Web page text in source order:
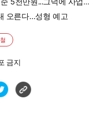
오른다…성형 예고
금지